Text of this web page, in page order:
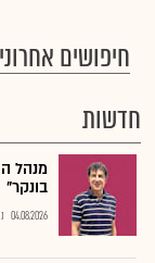
חיפושים
חדשות
מנהל
בונקר"
04.08.2026